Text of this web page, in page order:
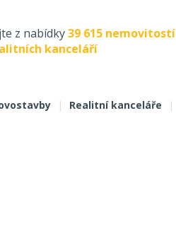
z nabídky39 615 nemovitostí
kanceláří
| Realitní kanceláře |